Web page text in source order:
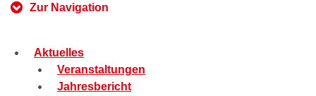
Zur Navigation
Aktuelles
Veranstaltungen
Jahresbericht